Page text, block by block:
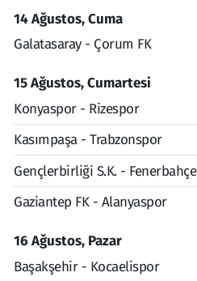
14 Ağustos, Cuma
Galatasaray - Çorum FK
15 Ağustos, Cumartesi
Konyaspor - Rizespor
Kasımpaşa - Trabzonspor
Gençlerbirliği S.K. - Fenerbahçe
Gaziantep FK - Alanyaspor
16 Ağustos, Pazar
Başakşehir - Kocaelispor